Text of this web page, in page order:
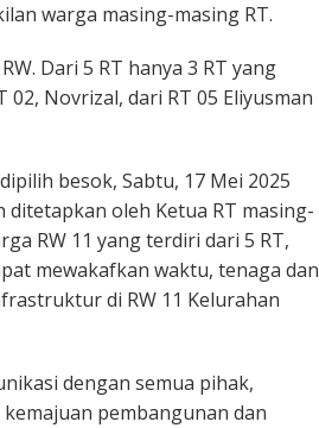
warga masing-masing RT.
Dari 5 RT hanya 3 RT yang
Novrizal, dari RT 05 Eliyusman
besok, Sabtu, 17 Mei 2025
oleh Ketua RT masing-
RW 11 yang terdiri dari 5 RT,
mewakafkan waktu, tenaga dan
di RW 11 Kelurahan
dengan semua pihak,
pembangunan dan